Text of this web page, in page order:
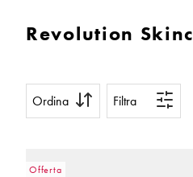
Revolution
Ordina Filtra
Offerta